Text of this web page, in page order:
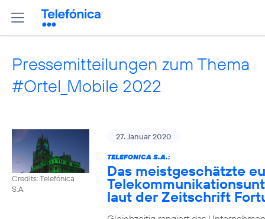
Pressemitteilungen zum Thema
#Ortel_Mobile 2022
Credits: Telefónica
S.A.
27. Januar 2020
TELEFONICA S.A.:
Das meistgeschätzte
laut der Zeitschrift